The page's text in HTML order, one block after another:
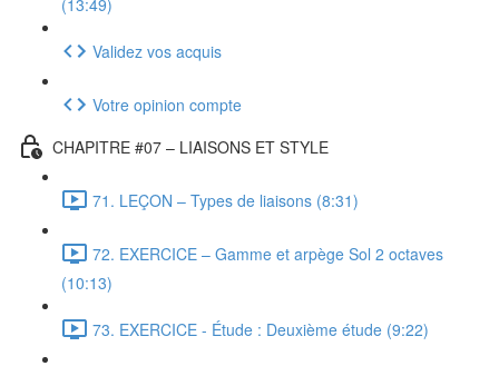
(13:49)
Validez vos acquis
Votre opinion compte
CHAPITRE #07 – LIAISONS ET STYLE
71. LEÇON – Types de liaisons (8:31)
72. EXERCICE – Gamme et arpège Sol 2 octaves
(10:13)
73. EXERCICE - Étude : Deuxième étude (9:22)